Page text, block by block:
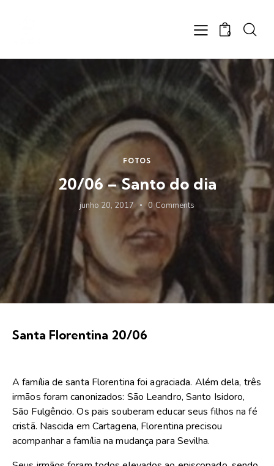
0
FOTOS
20/06 – Santo do dia
junho 20, 2017 0 Comments
Santa Florentina 20/06
A família de santa Florentina foi agraciada. Além dela, três
irmãos foram canonizados: São Leandro, Santo Isidoro,
São Fulgêncio. Os pais souberam educar seus filhos na fé
cristã. Nascida em Cartagena, Florentina precisou
acompanhar a família na mudança para Sevilha.